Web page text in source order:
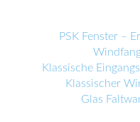
PSK Fenster –
Klassische
Klassischer
Glas